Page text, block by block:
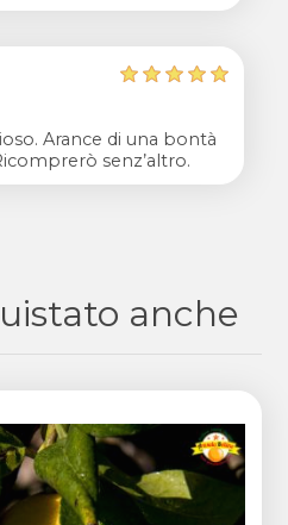
Arance di una bontà
senz’altro.
anche